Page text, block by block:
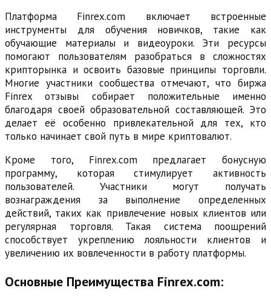
Платформа Finrex.com включает встроенные
инструменты для обучения новичков, такие как
обучающие материалы и видеоуроки. Эти ресурсы
помогают пользователям разобраться в сложностях
крипторынка и освоить базовые принципы торговли.
Многие участники сообщества отмечают, что биржа
Finrex отзывы собирает положительные именно
благодаря своей образовательной составляющей. Это
делает её особенно привлекательной для тех, кто
только начинает свой путь в мире криптовалют.
Кроме того, Finrex.com предлагает бонусную
программу, которая стимулирует активность
пользователей. Участники могут получать
вознаграждения за выполнение определенных
действий, таких как привлечение новых клиентов или
регулярная торговля. Такая система поощрений
способствует укреплению лояльности клиентов и
увеличению их вовлеченности в работу платформы.
Основные Преимущества Finrex.com: